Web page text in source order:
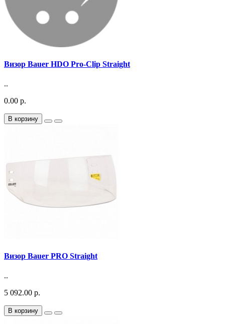
Визор Bauer HDO Pro-Clip Straight
..
0.00 р.
В корзину
Визор Bauer PRO Straight
..
5 092.00 р.
В корзину